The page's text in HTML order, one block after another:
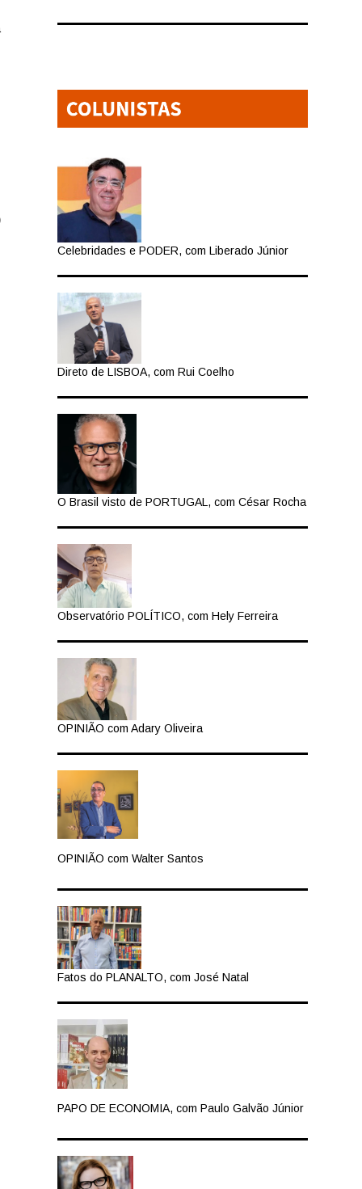
Celebridades e PODER, com Liberado Júnior
Direto de LISBOA, com Rui Coelho
O Brasil visto de PORTUGAL, com César Rocha
Observatório POLÍTICO, com Hely Ferreira
OPINIÃO com Adary Oliveira
OPINIÃO com Walter Santos
Fatos do PLANALTO, com José Natal
PAPO DE ECONOMIA, com Paulo Galvão Júnior